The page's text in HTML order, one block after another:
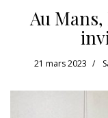
Au
21 mars 2023